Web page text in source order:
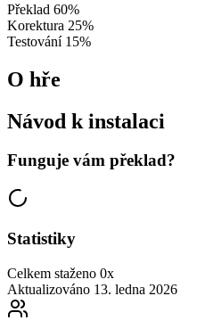
Překlad 60%
Korektura 25%
Testování 15%
O hře
Návod k instalaci
Funguje vám překlad?
Statistiky
Celkem staženo 0x
Aktualizováno 13. ledna 2026